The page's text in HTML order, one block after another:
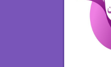
بهار سلطانی
بهاره شیرازی
بهاره.م